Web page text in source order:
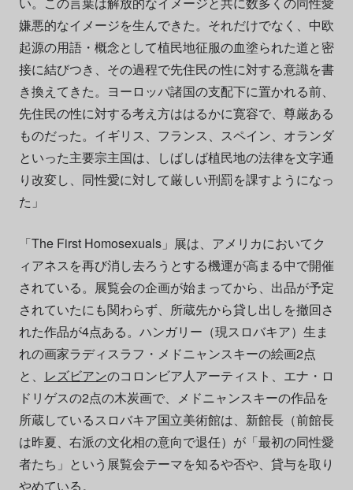
嫌悪的なイメージを生んできた。それだけでなく、中欧
起源の用語・概念として植民地征服の血塗られた道と密
接に結びつき、その過程で先住民の性に対する意識を書
き換えてきた。ヨーロッパ諸国の支配下に置かれる前、
先住民の性に対する考え方ははるかに寛容で、尊厳ある
ものだった。イギリス、フランス、スペイン、オランダ
といった主要宗主国は、しばしば植民地の法律を文字通
り改変し、同性愛に対して厳しい刑罰を課すようになっ
た」
「The First Homosexuals」展は、アメリカにおいてク
ィアネスを再び消し去ろうとする機運が高まる中で開催
されている。展覧会の企画が始まってから、出品が予定
されていたにも関わらず、所蔵先から貸し出しを撤回さ
れた作品が4点ある。ハンガリー（現スロバキア）生ま
れの画家ラディスラフ・メドニャンスキーの絵画2点
と、 レズビアンのコロンビア人アーティスト、エナ・ロ
ドリゲスの2点の木炭画で、メドニャンスキーの作品を
所蔵しているスロバキア国立美術館は、新館長（前館長
は昨夏、右派の文化相の意向で退任）が「最初の同性愛
者たち」という展覧会テーマを知るや否や、貸与を取り
やめている。